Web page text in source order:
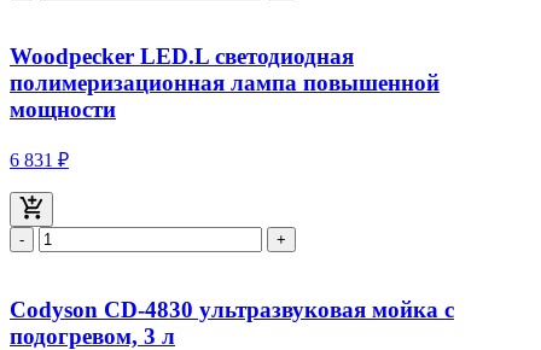
Woodpecker LED.L светодиодная
полимеризационная лампа повышенной
мощности
6 831 ₽
- +
Codyson CD-4830 ультразвуковая мойка с
подогревом, 3 л